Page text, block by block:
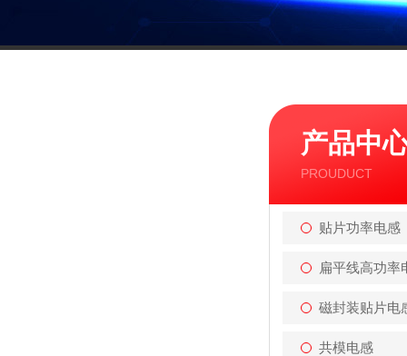
产品中
PROUDUCT
贴片功率电感
扁平线高功率
磁封装贴片电
共模电感